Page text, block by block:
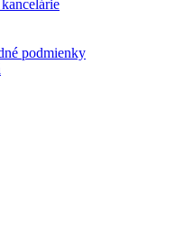
podmienky